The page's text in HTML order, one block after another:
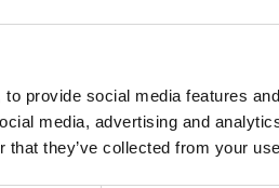
provide social media features
media, advertising and
that they’ve collected from your
om våra
Tillbaka till Sverek